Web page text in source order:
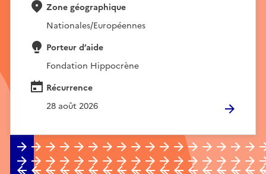
Zone géographique
Nationales/Européennes
Porteur d’aide
Fondation Hippocrène
Récurrence
28 août 2026